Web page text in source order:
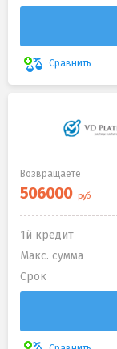
Сравнить
Возвращаете
1й кредит
Макс. сумма
Срок